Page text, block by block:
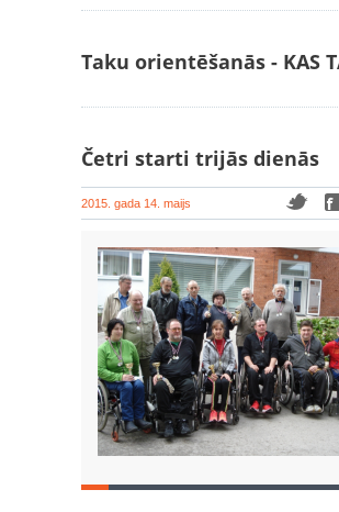
Taku orientēšanās - KAS
Četri starti trijās dienās
2015. gada 14. maijs